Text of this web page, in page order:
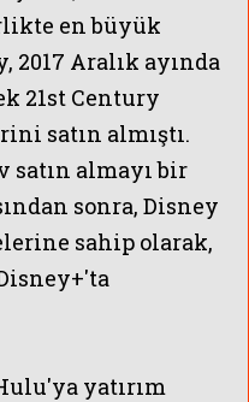
en büyük
2017 Aralık ayında
21st Century
satın almıştı.
satın almayı bir
sonra, Disney
sahip olarak,
yatırım